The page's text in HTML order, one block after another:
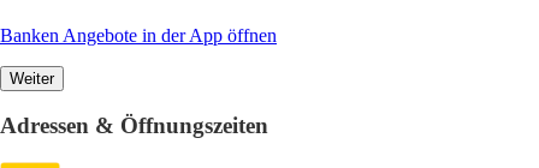
Banken Angebote in der App öffnen
Weiter
Adressen & Öffnungszeiten